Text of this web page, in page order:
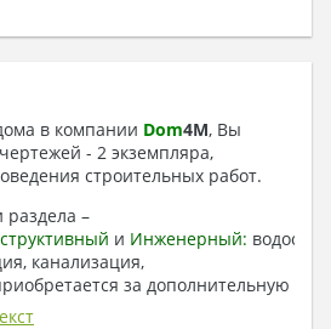
в компании Dom4M, Вы
- 2 экземпляра,
строительных работ.
раздела –
и Инженерный:
канализация,
за дополнительную
записка.